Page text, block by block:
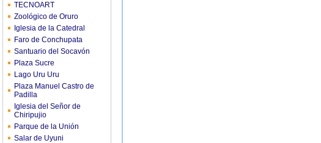
TECNOART
Zoológico de Oruro
Iglesia de la Catedral
Faro de Conchupata
Santuario del Socavón
Plaza Sucre
Lago Uru Uru
Plaza Manuel Castro de
Padilla
Iglesia del Señor de
Chiripujio
Parque de la Unión
Salar de Uyuni